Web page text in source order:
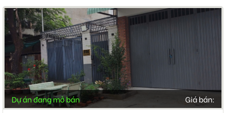
Dự án đang mở bán
Giá bán: